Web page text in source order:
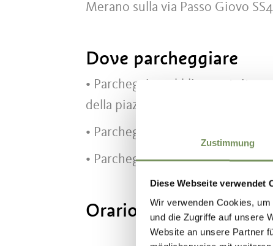
Zustimmung
Diese Webseite verwendet
Wir verwenden Cookies,
und die Zugriffe auf unsere
Website an unsere Partner
Merano sulla via Passo Giovo
Dove parcheggiare
• Parcheggio pubblico gratuito
della piazza del paese "Dorfhaus"
• Parcheggio pubblico gratuito
• Parcheggio pubblico gratuito
Orario d'apertura: